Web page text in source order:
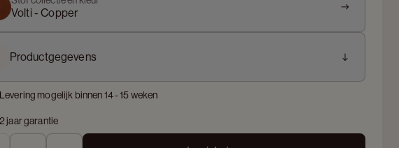
Volti - Copper
Productgegevens
Levering mogelijk binnen 14 - 15 weken
2 jaar garantie